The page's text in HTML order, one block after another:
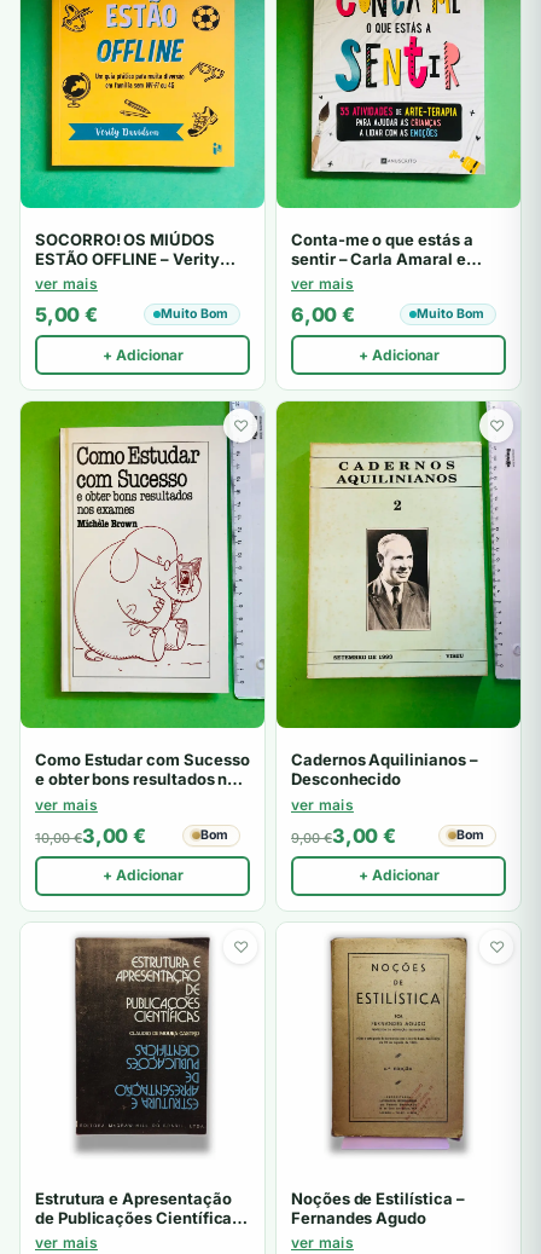
SOCORRO! OS MIÚDOS
ESTÃO OFFLINE – Verity
Davidson
ver mais
5,00 € Muito Bom
+ Adicionar
Conta-me o que estás a
sentir – Carla Amaral e
Teresa Vaz
ver mais
6,00 € Muito Bom
+ Adicionar
♡
Como Estudar com Sucesso
e obter bons resultados nos
exames – Michèle Brown
ver mais
10,00€3,00 € Bom
+ Adicionar
♡
Cadernos Aquilinianos –
Desconhecido
ver mais
9,00€3,00 € Bom
+ Adicionar
♡
Estrutura e Apresentação
de Publicações Científicas
– Claudio de Moura Castro
ver mais
♡
Noções de Estilística –
Fernandes Agudo
ver mais